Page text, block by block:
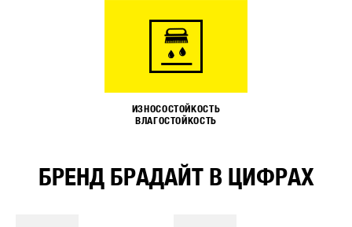
ИЗНОСОСТОЙКОСТЬ
ВЛАГОСТОЙКОСТЬ
БРЕНД БРАДАЙТ В ЦИФРАХ